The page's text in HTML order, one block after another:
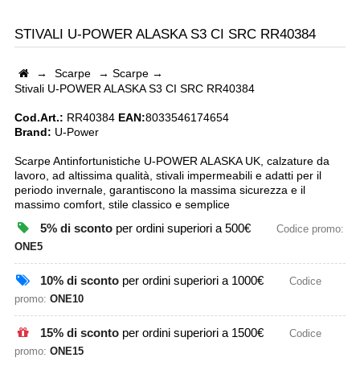
STIVALI U-POWER ALASKA S3 CI SRC RR40384
→ Scarpe → Scarpe→
Stivali U-POWER ALASKA S3 CI SRC RR40384
Cod.Art.: RR40384 EAN:8033546174654
Brand: U-Power
Scarpe Antinfortunistiche U-POWER ALASKA UK, calzature da
lavoro, ad altissima qualità, stivali impermeabili e adatti per il
periodo invernale, garantiscono la massima sicurezza e il
massimo comfort, stile classico e semplice
5% di scontoper ordini superiori a 500€
Codice promo:
ONE5
10% di scontoper ordini superiori a 1000€
Codice
promo: ONE10
15% di scontoper ordini superiori a 1500€
Codice
promo: ONE15